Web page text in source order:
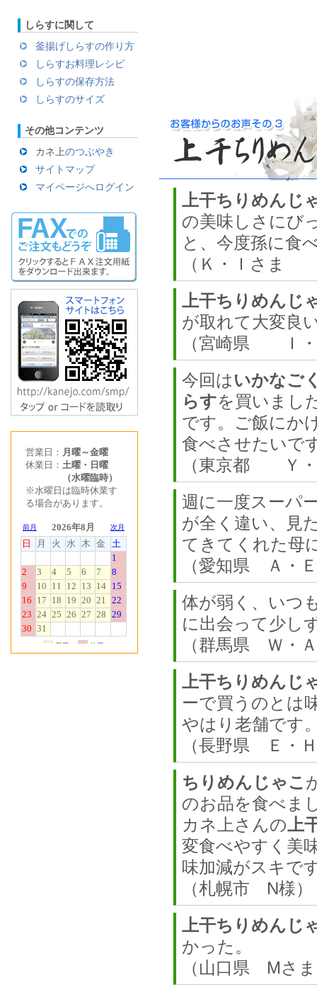
上干ちりめんじ
の美味しさにび
と、今度孫に食
（Ｋ・Ｉさま
上干ちりめんじ
が取れて大変良
（宮崎県 Ｉ
今回はいかなご
らすを買いまし
です。ご飯にか
食べさせたいで
（東京都 Ｙ
週に一度スーパ
が全く違い、見
てきてくれた母
（愛知県 Ａ・
体が弱く、いつ
に出会って少し
（群馬県 Ｗ・
上干ちりめんじ
ーで買うのとは
やはり老舗です
（長野県 Ｅ・
ちりめんじゃこ
のお品を食べま
カネ上さんの上
変食べやすく美
味加減がスキで
（札幌市 N様）
上干ちりめんじ
かった。
（山口県 Mさ
しらすに関して
釜揚げしらすの作り方
しらすお料理レシピ
しらすの保存方法
しらすのサイズ
その他コンテンツ
カネ上のつぶやき
サイトマップ
マイページへログイン
営業日： 月曜～金曜
休業日： 土曜・日曜
（水曜臨時）
※水曜日は臨時休業す
る場合があります。